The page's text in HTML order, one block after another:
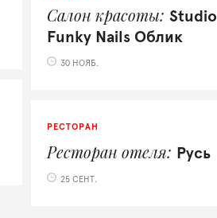
Салон красоты Studio
Funky Nails Облик
30 НОЯБ.
РЕСТОРАН
Ресторан отеля Русь
25 СЕНТ.